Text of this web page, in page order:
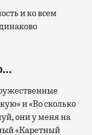
и ко всем
и «Во сколько
они у меня на
«Каретный